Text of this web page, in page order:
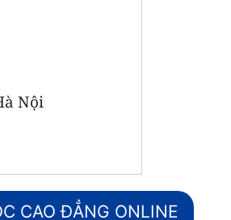
Nội
CAO ĐẲNG ONLINE